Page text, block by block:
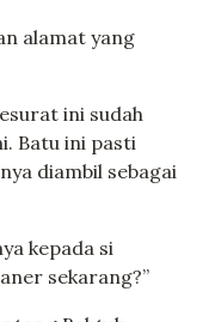
alamat yang
ini sudah
Batu ini pasti
diambil sebagai
kepada si
sekarang?”